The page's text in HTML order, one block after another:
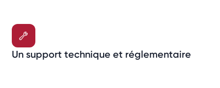
Un support technique et réglementaire